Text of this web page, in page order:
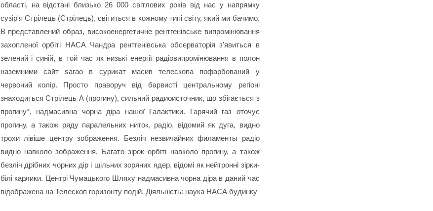
області, на відстані близько 26 000 світлових років від нас у напрямку
сузір'я Стрілець (Стрілець), світиться в кожному типі світу, який ми бачимо.
В представлений образ, високоенергетичне рентгенівське випромінювання
захопленої орбіті НАСА Чандра рентгенівська обсерваторія з'явиться в
зелений і синій, в той час як низькі енергії радіовипромінювання в полон
наземними сайт sarao в сурикат масив телескопа пофарбований у
червоний колір. Просто праворуч від барвисті центральному регіоні
знаходиться Стрілець A (прогину), сильний радиоисточник, що збігається з
прогину*, надмасивна чорна діра нашої Галактики. Гарячий газ оточує
прогину, а також ряду паралельних ниток, радіо, відомий як дуга, видно
трохи лівіше центру зображення. Безліч незвичайних филаменты радіо
видно навколо зображення. Багато зірок орбіті навколо прогину, а також
безліч дрібних чорних дір і щільних зоряних ядер, відомі як нейтронні зірки-
білі карлики. Центрі Чумацького Шляху надмасивна чорна діра в даний час
відображена на Телескоп горизонту подій. Діяльність: наука НАСА будинку